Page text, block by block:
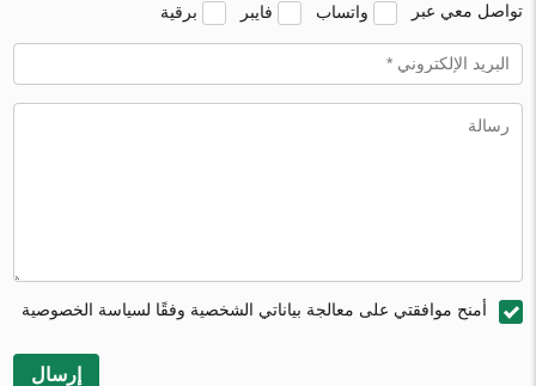
تواصل معي عبر واتساب فايبر برقية
أمنح موافقتي على معالجة بياناتي الشخصية وفقًا لسياسة الخصوصية
إرسال